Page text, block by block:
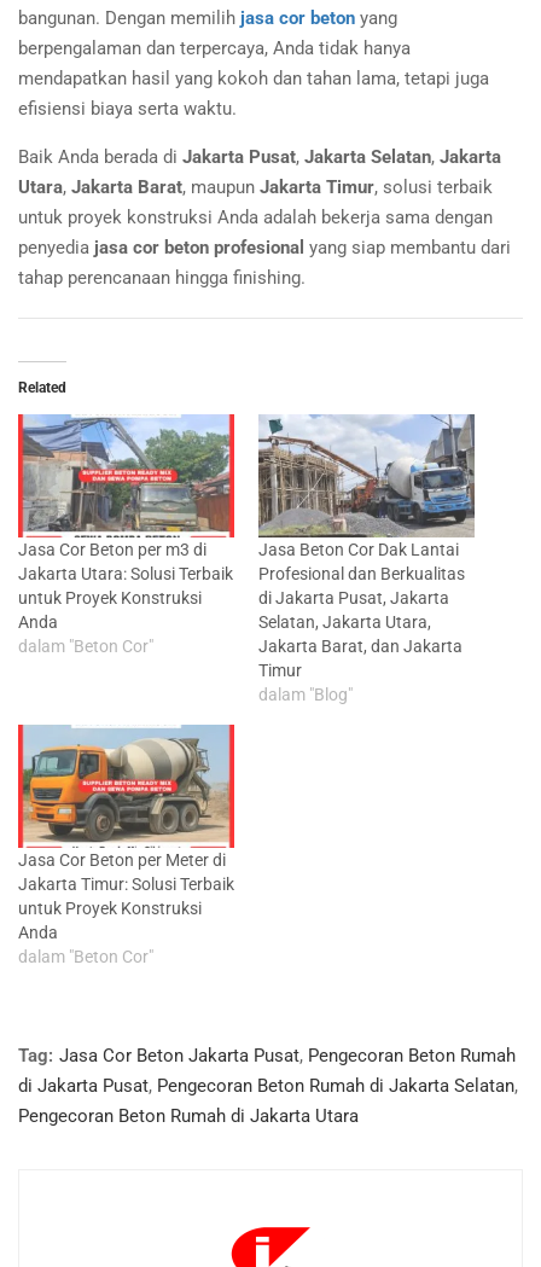
bangunan. Dengan memilih jasa cor beton yang
berpengalaman dan terpercaya, Anda tidak hanya
mendapatkan hasil yang kokoh dan tahan lama, tetapi juga
efisiensi biaya serta waktu.
Baik Anda berada di Jakarta Pusat, Jakarta Selatan, Jakarta
Utara, Jakarta Barat, maupun Jakarta Timur, solusi terbaik
untuk proyek konstruksi Anda adalah bekerja sama dengan
penyedia jasa cor beton profesional yang siap membantu dari
tahap perencanaan hingga finishing.
Related
Jasa Cor Beton per m3 di
Jakarta Utara: Solusi Terbaik
untuk Proyek Konstruksi
Anda
dalam "Beton Cor"
Jasa Beton Cor Dak Lantai
Profesional dan Berkualitas
di Jakarta Pusat, Jakarta
Selatan, Jakarta Utara,
Jakarta Barat, dan Jakarta
Timur
dalam "Blog"
Jasa Cor Beton per Meter di
Jakarta Timur: Solusi Terbaik
untuk Proyek Konstruksi
Anda
dalam "Beton Cor"
Tag: Jasa Cor Beton Jakarta Pusat, Pengecoran Beton Rumah
di Jakarta Pusat, Pengecoran Beton Rumah di Jakarta Selatan,
Pengecoran Beton Rumah di Jakarta Utara